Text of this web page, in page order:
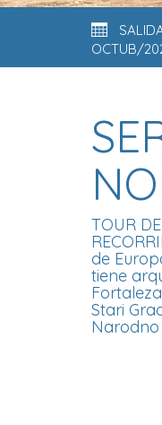
OCTUB/
TOUR
de
tiene
Stari
Narodno